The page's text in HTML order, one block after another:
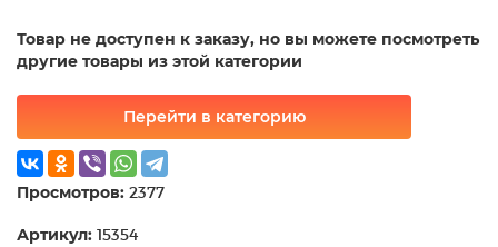
Товар не доступен к заказу, но вы можете посмотреть
другие товары из этой категории
Перейти в категорию
Просмотров: 2377
Артикул: 15354